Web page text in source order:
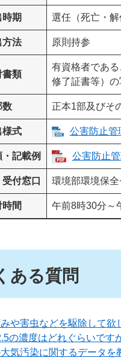
期 選任（死亡・
方法 原則持参
書類
有資格者であ
修了証書等）の
数 正本1部及びそ
様式 公害防止管
記載例 公害防止
付窓口 環境部環境保
時間 午前8時30分～
ある質問
や害虫などを駆除して
の濃度はどれぐらいです
気汚染に関するデータを